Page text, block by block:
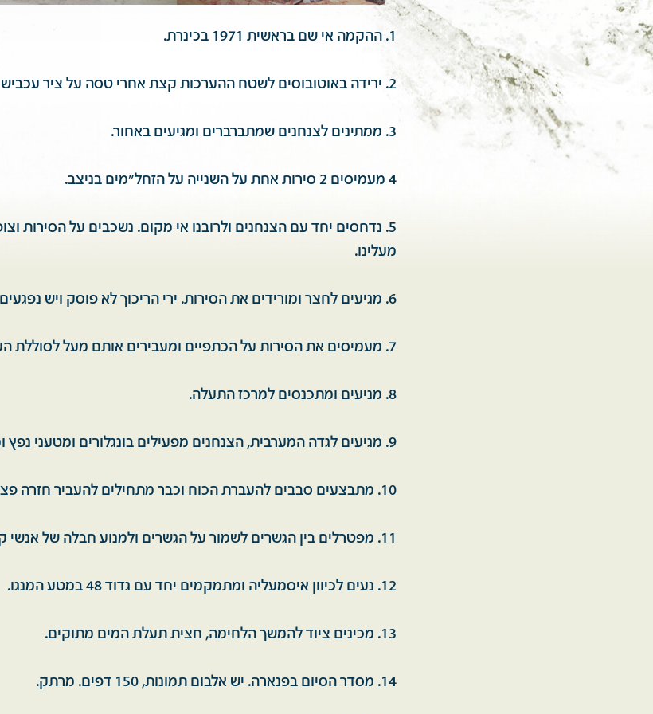
1. ההקמה אי שם בראשית 1971 בכינרת.
2. ירידה באוטובוסים לשטח ההערכות קצת אחרי טסה על ציר עכביש והרכבת הסירות.
3. ממתינים לצנחנים שמתברברים ומגיעים באחור.
4 מעמיסים 2 סירות אחת על השנייה על הזחל"מים בניצב.
5. נדחסים יחד עם הצנחנים ולרובנו אי מקום. נשכבים על הסירות
מעלינו.
6. מגיעים לחצר ומורידים את הסירות. ירי הריכוך לא פוסק ויש נפגעים.
7. מעמיסים את הסירות על הכתפיים ומעבירים אותם מעל לסוללת העפר למים.
8. מניעים ומתכנסים למרכז התעלה.
9. מגיעים לגדה המערבית, הצנחנים מפעילים בונגלורים ומטעני נפץ ומפני מכשולים.
10. מתבצעים סבבים להעברת הכוח וכבר מתחילים להעביר חזרה פצועים והרוגים.
11. מפטרלים בין הגשרים לשמור על הגשרים ולמנוע חבלה של אנשי קומנדו מצריים.
12. נעים לכיוון איסמעליה ומתמקמים יחד עם גדוד 48 במטע המנגו.
13. מכינים ציוד להמשך הלחימה, חצית תעלת המים מתוקים.
14. מסדר הסיום בפנארה. יש אלבום תמונות, 150 דפים. מרתק.